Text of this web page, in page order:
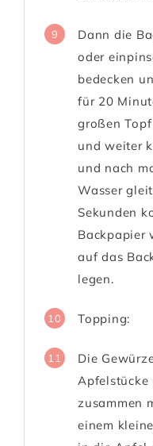
9
Dann die
oder
bedecken
für 20
großen
und weiter
und nach
Wasser
Sekunden
Backpapier
auf das
legen.
10 Topping:
11
Die
Apfelstücke
zusammen
einem